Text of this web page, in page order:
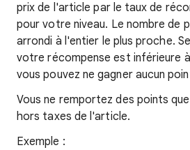
prix de l'article par le taux de
pour votre niveau. Le nombre de
arrondi à l'entier le plus proche.
votre récompense est inférieure
vous pouvez ne gagner aucun
Vous ne remportez des points
hors taxes de l'article.
Exemple :